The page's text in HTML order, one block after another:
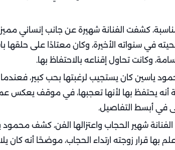
كشفت الفنانة شهيرة عن جانب إنساني
في سنواته الأخيرة، وكان معتادًا على حلقها
وكانت تحاول إقناعه بالاحتفاظ بها.
ياسين كان يستجيب لرغبتها بحب كبير،
أنه يحتفظ بها لأنها تعجبها، في موقف
في أبسط التفاصيل.
الفنانة شهير الحجاب واعتزالها الفن، كشف محمود
علم بها قرار زوجته ارتداء الحجاب، موضحًا أنه